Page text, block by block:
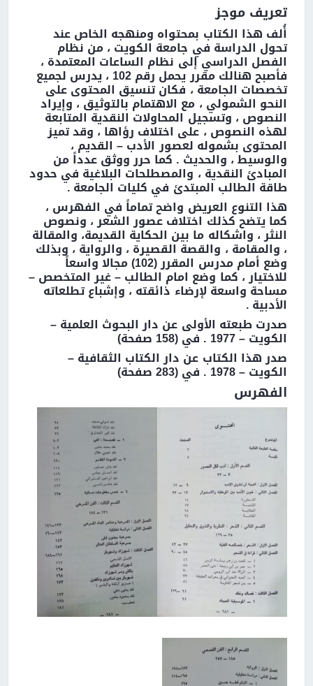
تعريف موجز
أُلف هذا الكتاب بمحتواه ومنهجه الخاص عند
تحول الدراسة في جامعة الكويت ، من نظام
الفصل الدراسي إلى نظام الساعات المعتمدة ،
فأصبح هنالك مقرر يحمل رقم 102 ، يدرس لجميع
تخصصات الجامعة ، فكان تنسيق المحتوى على
النحو الشمولي ، مع الاهتمام بالتوثيق ، وإيراد
النصوص ، وتسجيل المحاولات النقدية المتابعة
لهذه النصوص ، على اختلاف رؤاها ، وقد تميز
المحتوى بشموله لعصور الأدب – القديم ،
والوسيط ، والحديث . كما حرر ووثق عدداً من
المبادئ النقدية ، والمصطلحات البلاغية في حدود
طاقة الطالب المبتدئ في كليات الجامعة .
هذا التنوع العريض واضح تماماً في الفهرس ،
كما يتضح كذلك اختلاف عصور الشعر ، ونصوص
النثر ، واشكاله ما بين الحكاية القديمة، والمقالة
، والمقامة ، والقصة القصيرة ، والرواية ، وبذلك
وضع أمام مدرس المقرر (102) مجالا واسعاً
للاختيار ، كما وضع امام الطالب – غير المتخصص –
مساحة واسعة لإرضاء ذائقته ، وإشباع تطلعاته
الأدبية .
صدرت طبعته الأولى عن دار البحوث العلمية –
الكويت – 1977 . في (158 صفحة)
صدر هذا الكتاب عن دار الكتاب الثقافية –
الكويت – 1978 . في (283 صفحة)
الفهرس